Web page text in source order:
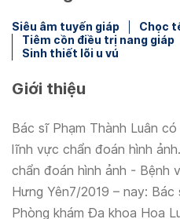
Siêu âm tuyến giáp
Chọc
Tiêm cồn điều trị nang giáp
Sinh thiết lõi u vú
Giới thiệu
Bác sĩ Phạm Thành Luân
lĩnh vực chẩn đoán hình
chẩn đoán hình ảnh - Bệnh
Hưng Yên7/2019 – nay:
Phòng khám Đa khoa Hoa